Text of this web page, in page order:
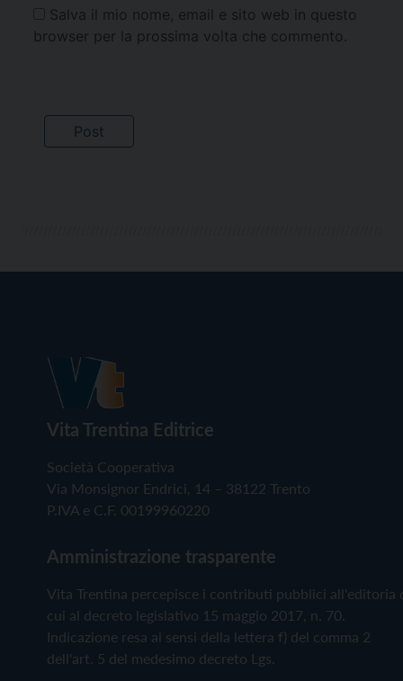
Salva il mio nome, email e sito web in questo
browser per la prossima volta che commento.
Vita Trentina Editrice
Società Cooperativa
Via Monsignor Endrici, 14 – 38122 Trento
P.IVA e C.F. 00199960220
Amministrazione trasparente
Vita Trentina percepisce i contributi pubblici all'editoria
cui al decreto legislativo 15 maggio 2017, n. 70.
Indicazione resa ai sensi della lettera f) del comma 2
dell'art. 5 del medesimo decreto Lgs.